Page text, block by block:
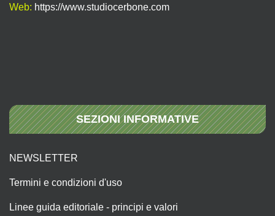
Web: https://www.studiocerbone.com
SEZIONI INFORMATIVE
NEWSLETTER
Termini e condizioni d'uso
Linee guida editoriale - principi e valori